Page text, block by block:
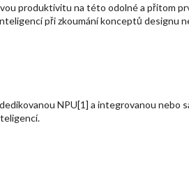
produktivitu na této odolné a přitom
při zkoumání konceptů designu
NPU[1] a integrovanou nebo